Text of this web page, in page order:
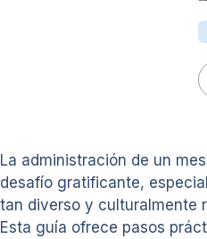
La administración de un
desafío gratificante,
tan diverso y culturalmente
Esta guía ofrece pasos